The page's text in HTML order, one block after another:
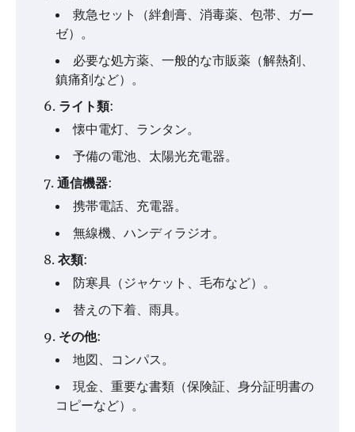
救急セット（絆創膏、消毒薬、包帯、ガー
ゼ）。
必要な処方薬、一般的な市販薬（解熱剤、
鎮痛剤など）。
ライト類:
懐中電灯、ランタン。
予備の電池、太陽光充電器。
通信機器:
携帯電話、充電器。
無線機、ハンディラジオ。
衣類:
防寒具（ジャケット、毛布など）。
替えの下着、雨具。
その他:
地図、コンパス。
現金、重要な書類（保険証、身分証明書の
コピーなど）。